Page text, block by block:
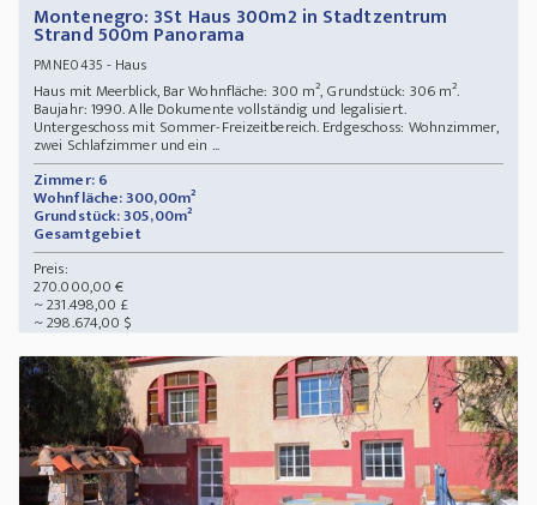
Montenegro: 3St Haus 300m2 in Stadtzentrum
Strand 500m Panorama
PMNE0435 - Haus
Haus mit Meerblick, Bar Wohnfläche: 300 m², Grundstück: 306 m².
Baujahr: 1990. Alle Dokumente vollständig und legalisiert.
Untergeschoss mit Sommer-Freizeitbereich. Erdgeschoss: Wohnzimmer,
zwei Schlafzimmer und ein ...
Zimmer: 6
Wohnfläche: 300,00m²
Grundstück: 305,00m²
Gesamtgebiet
Preis:
270.000,00 €
~ 231.498,00 £
~ 298.674,00 $